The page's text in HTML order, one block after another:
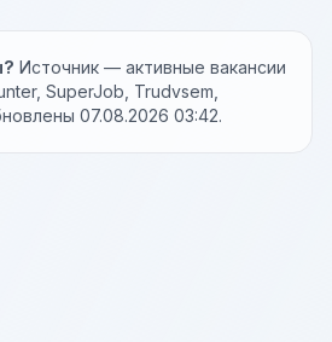
Источник — активные вакансии
SuperJob, Trudvsem,
07.08.2026 03:42.